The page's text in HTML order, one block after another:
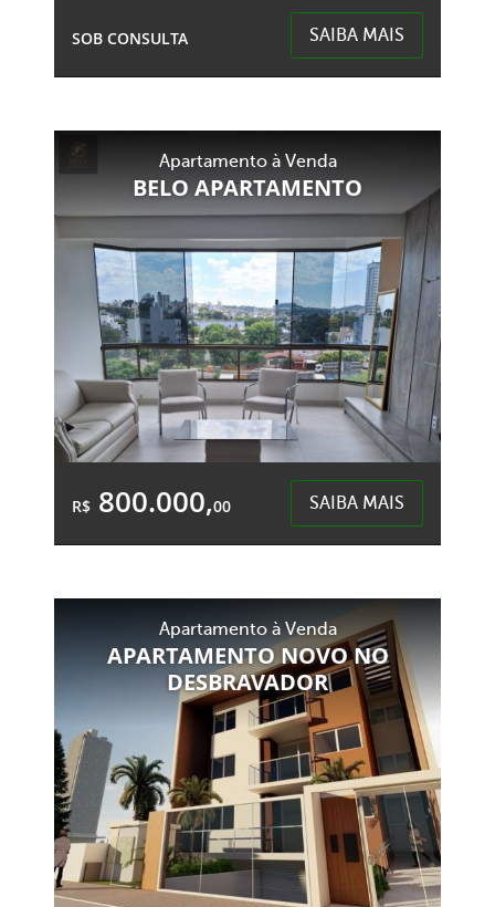
SOB CONSULTA SAIBA MAIS
Apartamento à Venda
BELO APARTAMENTO
R$ 800.000,00 SAIBA MAIS
154,65m²
Área Privativa:
106,00m²
Centro - Chapecó
Apartamento à Venda
APARTAMENTO NOVO NO
DESBRAVADOR